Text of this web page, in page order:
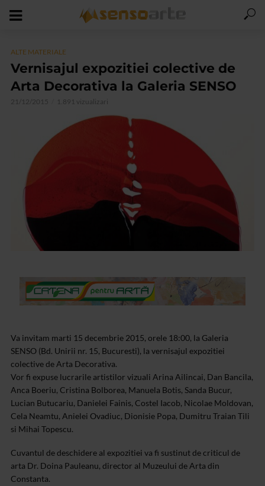
ALTE MATERIALE
Vernisajul expozitiei colective de
Arta Decorativa la Galeria SENSO
21/12/2015 1.891 vizualizari
Va invitam marti 15 decembrie 2015, orele 18:00, la Galeria
SENSO (Bd. Unirii nr. 15, Bucuresti), la vernisajul expozitiei
colective de Arta Decorativa.
Vor fi expuse lucrarile artistilor vizuali Arina Ailincai, Dan Bancila,
Anca Boeriu, Cristina Bolborea, Manuela Botis, Sanda Bucur,
Lucian Butucariu, Danielei Fainis, Costel Iacob, Nicolae Moldovan,
Cela Neamtu, Anielei Ovadiuc, Dionisie Popa, Dumitru Traian Tili
si Mihai Topescu.
Cuvantul de deschidere al expozitiei va fi sustinut de criticul de
arta Dr. Doina Pauleanu, director al Muzeului de Arta din
Constanta.